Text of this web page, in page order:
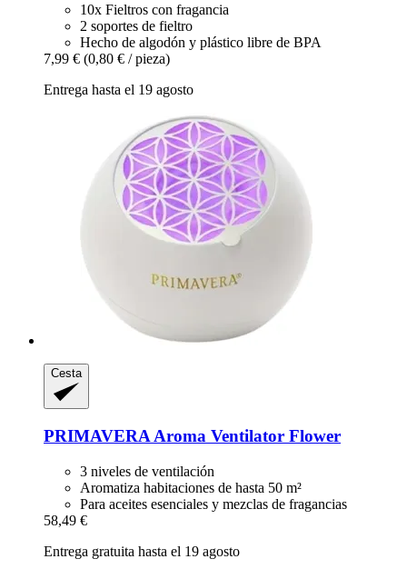
10x Fieltros con fragancia
2 soportes de fieltro
Hecho de algodón y plástico libre de BPA
7,99 € (0,80 € / pieza)
Entrega hasta el 19 agosto
Cesta
PRIMAVERA Aroma Ventilator Flower
3 niveles de ventilación
Aromatiza habitaciones de hasta 50 m²
Para aceites esenciales y mezclas de fragancias
58,49 €
Entrega gratuita hasta el 19 agosto